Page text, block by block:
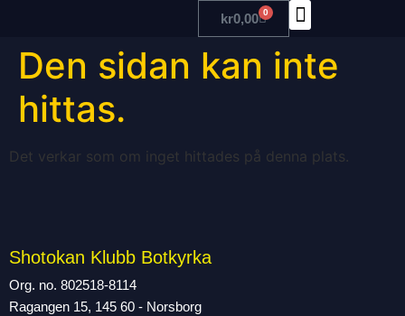
kr0,00 0
Den sidan kan inte
hittas.
Det verkar som om inget hittades på denna plats.
Shotokan Klubb Botkyrka
Org. no. 802518-8114
Ragangen 15, 145 60 - Norsborg